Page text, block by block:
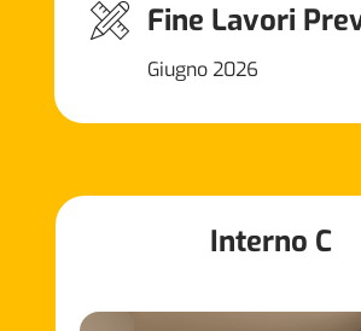
Fine Lavori
Giugno 2026
Interno C